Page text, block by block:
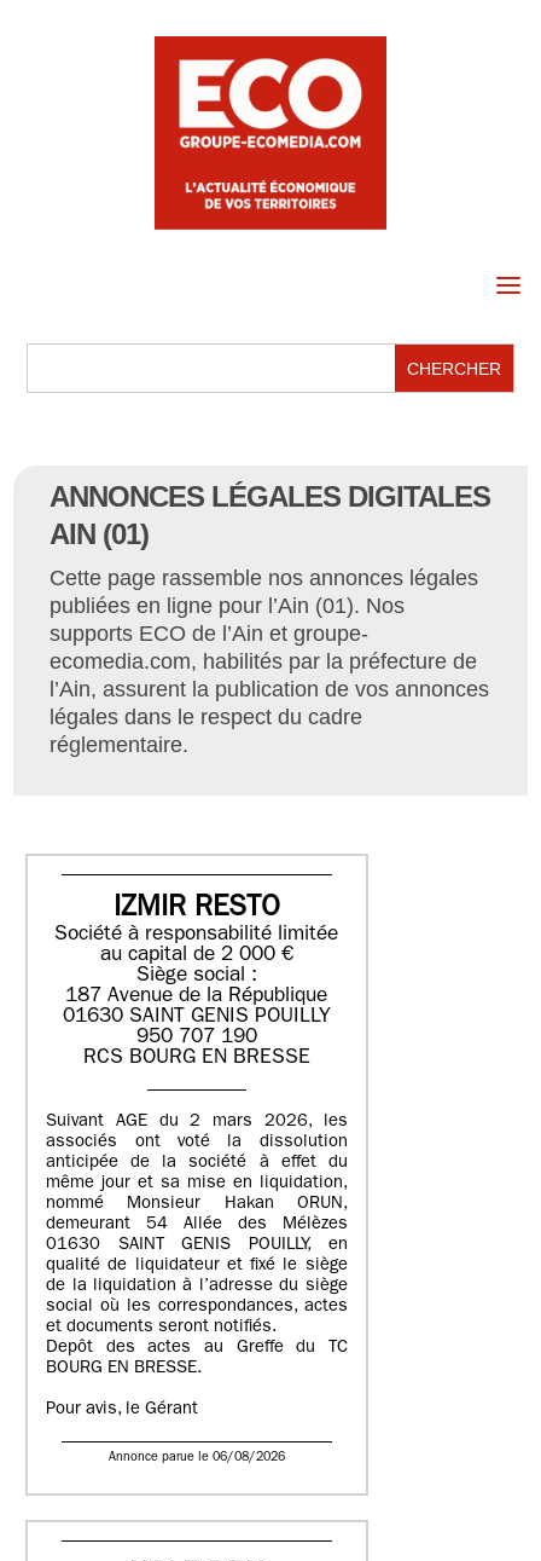
a
ANNONCES LÉGALES DIGITALES
AIN (01)
Cette page rassemble nos annonces légales
publiées en ligne pour l’Ain (01). Nos
supports ECO de l’Ain et groupe-
ecomedia.com, habilités par la préfecture de
l’Ain, assurent la publication de vos annonces
légales dans le respect du cadre
réglementaire.
IZMIR RESTO
Société à responsabilité limitée
au capital de 2 000 €
Siège social :
187 Avenue de la République
01630 SAINT GENIS POUILLY
950 707 190
RCS BOURG EN BRESSE
Suivant AGE du 2 mars 2026, les
associés ont voté la dissolution
anticipée de la société à effet du
même jour et sa mise en liquidation,
nommé Monsieur Hakan ORUN,
demeurant 54 Allée des Mélèzes
01630 SAINT GENIS POUILLY, en
qualité de liquidateur et fixé le siège
de la liquidation à l’adresse du siège
social où les correspondances, actes
et documents seront notifiés.
Depôt des actes au Greffe du TC
BOURG EN BRESSE.
Pour avis, le Gérant
Annonce parue le 06/08/2026